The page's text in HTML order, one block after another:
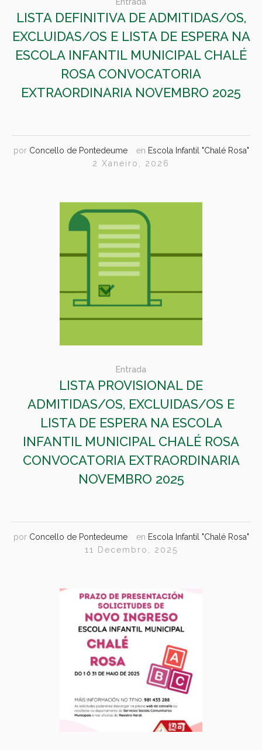
LISTA DEFINITIVA DE ADMITIDAS/OS,
EXCLUIDAS/OS E LISTA DE ESPERA NA
ESCOLA INFANTIL MUNICIPAL CHALÉ
ROSA CONVOCATORIA
EXTRAORDINARIA NOVEMBRO 2025
por Concello de Pontedeume en Escola Infantil "Chalé Rosa"
2 Xaneiro, 2026
Entrada
LISTA PROVISIONAL DE
ADMITIDAS/OS, EXCLUIDAS/OS E
LISTA DE ESPERA NA ESCOLA
INFANTIL MUNICIPAL CHALÉ ROSA
CONVOCATORIA EXTRAORDINARIA
NOVEMBRO 2025
por Concello de Pontedeume en Escola Infantil "Chalé Rosa"
11 Decembro, 2025